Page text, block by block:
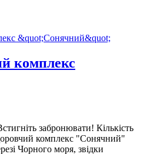
комплекс
забронювати! Кількість
комплекс "Сонячний"
Чорного моря, звідки